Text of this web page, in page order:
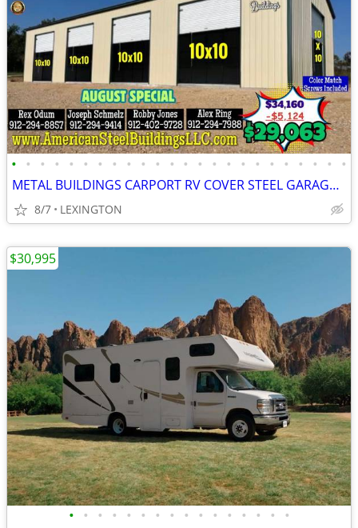
• • • • • • • • • • • • • • • • • • • • • • • •
METAL BUILDINGS CARPORT RV COVER STEEL GARAGE METAL BUILDING POLE BARN
8/7 LEXINGTON
• • • • • • • • • • • • • • • •
$30,995